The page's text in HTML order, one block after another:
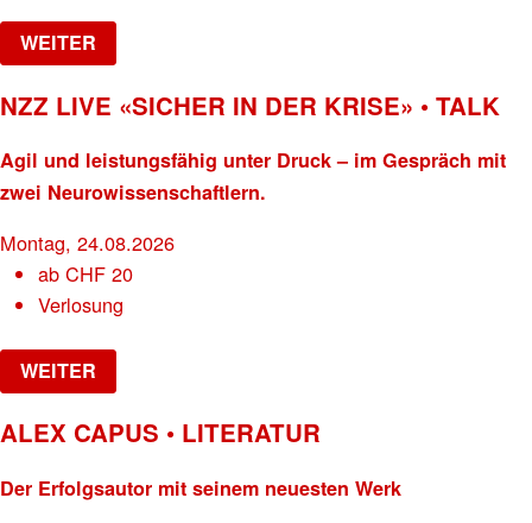
WEITER
NZZ LIVE «SICHER IN DER KRISE» • TALK
Agil und leistungsfähig unter Druck – im Gespräch mit
zwei Neurowissenschaftlern.
Montag, 24.08.2026
abCHF 20
Verlosung
WEITER
ALEX CAPUS • LITERATUR
Der Erfolgsautor mit seinem neuesten Werk